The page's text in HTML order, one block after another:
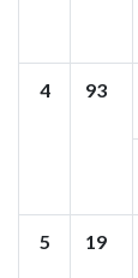
4 93
5 19